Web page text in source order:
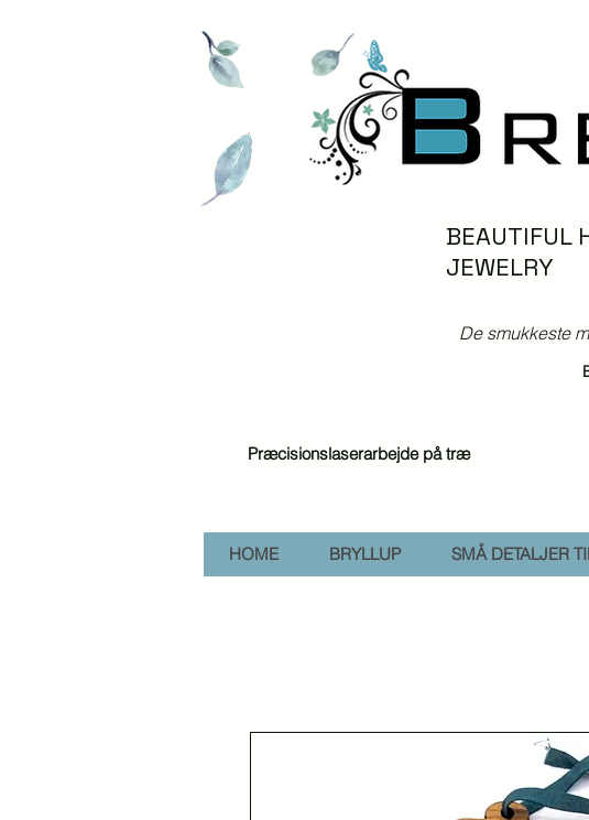
BEAUTIFUL
JEWELRY
De smukkeste
Præcisionslaserarbejde på træ
HOME BRYLLUP SMÅ DETALJER